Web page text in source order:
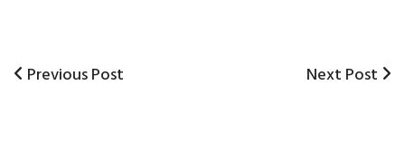
Post
Previous
Previous Post
Next
Next Post